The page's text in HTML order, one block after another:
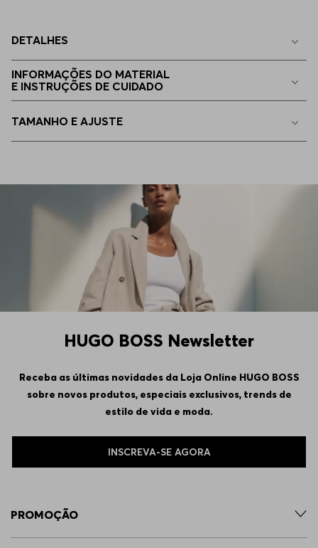
EG - XL Indisponível
EEGG Indisponível
DETALHES
INFORMAÇÕES DO MATERIAL
E INSTRUÇÕES DE CUIDADO
TAMANHO E AJUSTE
HUGO BOSS Newsletter
Receba as últimas novidades da Loja Online HUGO BOSS
sobre novos produtos, especiais exclusivos, trends de
estilo de vida e moda.
INSCREVA-SE AGORA
PROMOÇÃO